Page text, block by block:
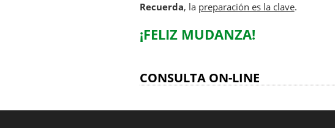
Recuerda, la preparación es la clave.
¡FELIZ MUDANZA!
CONSULTA ON-LINE